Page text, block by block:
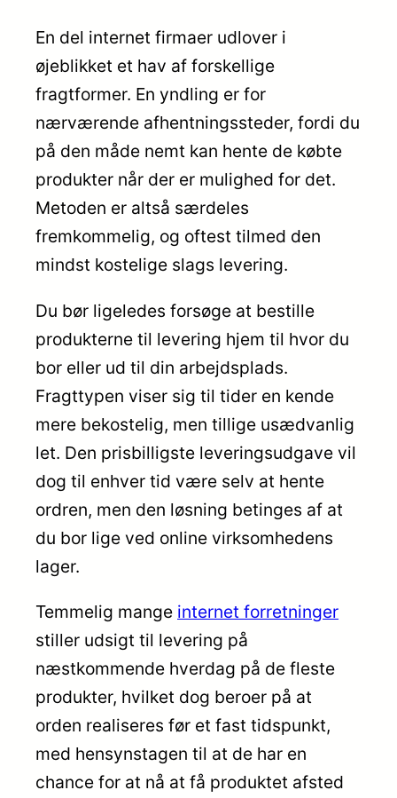
En del internet firmaer udlover i
øjeblikket et hav af forskellige
fragtformer. En yndling er for
nærværende afhentningssteder, fordi du
på den måde nemt kan hente de købte
produkter når der er mulighed for det.
Metoden er altså særdeles
fremkommelig, og oftest tilmed den
mindst kostelige slags levering.
Du bør ligeledes forsøge at bestille
produkterne til levering hjem til hvor du
bor eller ud til din arbejdsplads.
Fragttypen viser sig til tider en kende
mere bekostelig, men tillige usædvanlig
let. Den prisbilligste leveringsudgave vil
dog til enhver tid være selv at hente
ordren, men den løsning betinges af at
du bor lige ved online virksomhedens
lager.
Temmelig mange internet forretninger
stiller udsigt til levering på
næstkommende hverdag på de fleste
produkter, hvilket dog beroer på at
orden realiseres før et fast tidspunkt,
med hensynstagen til at de har en
chance for at nå at få produktet afsted